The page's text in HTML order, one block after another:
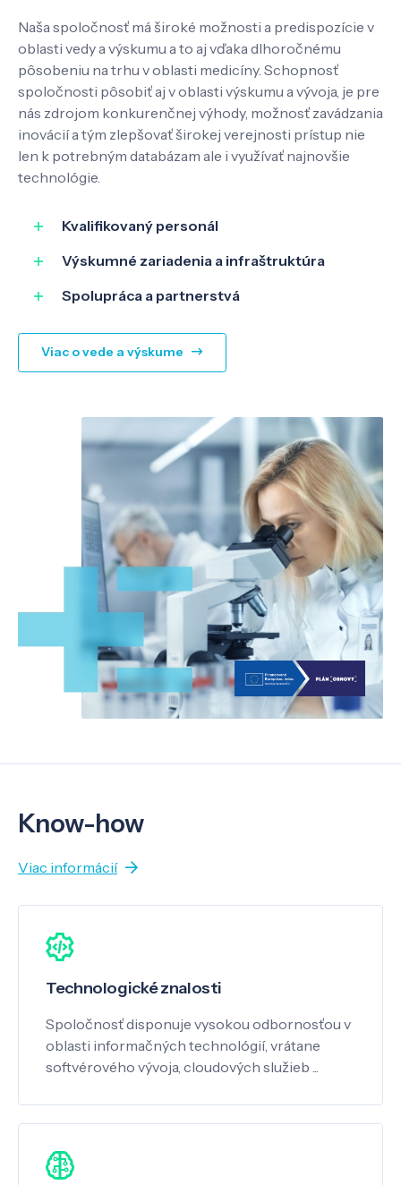
SK EN
Naša spoločnosť má široké možnosti a predispozície v
oblasti vedy a výskumu a to aj vďaka dlhoročnému
pôsobeniu na trhu v oblasti medicíny. Schopnosť
spoločnosti pôsobiť aj v oblasti výskumu a vývoja, je pre
nás zdrojom konkurenčnej výhody, možnosť zavádzania
inovácií a tým zlepšovať širokej verejnosti prístup nie
len k potrebným databázam ale i využívať najnovšie
technológie.
Kvalifikovaný personál
Výskumné zariadenia a infraštruktúra
Spolupráca a partnerstvá
Viac o vede a výskume
Know-how
Viac informácií
Technologické znalosti
Spoločnosť disponuje vysokou odbornosťou v
oblasti informačných technológií, vrátane
softvérového vývoja, cloudových služieb ...